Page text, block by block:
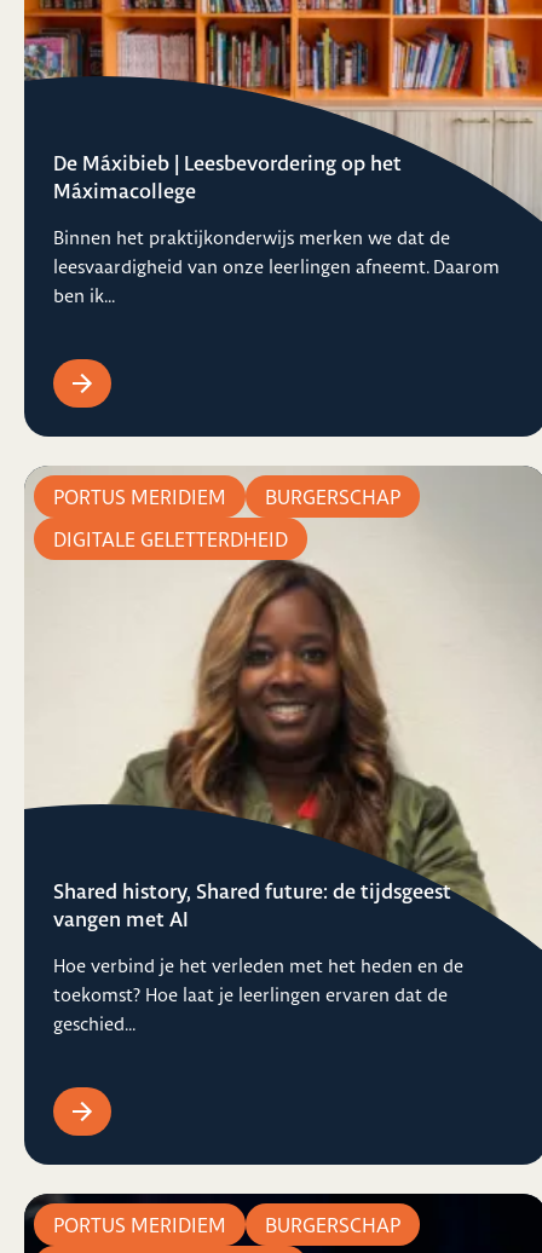
De Máxibieb | Leesbevordering op het
Máximacollege
Binnen het praktijkonderwijs merken we dat de
leesvaardigheid van onze leerlingen afneemt. Daarom
ben ik...
Shared history, Shared future: de tijdsgeest
vangen met AI
Hoe verbind je het verleden met het heden en de
toekomst? Hoe laat je leerlingen ervaren dat de
geschied...
PORTUS MERIDIEM
BURGERSCHAP
DIGITALE GELETTERDHEID
PORTUS MERIDIEM
BURGERSCHAP